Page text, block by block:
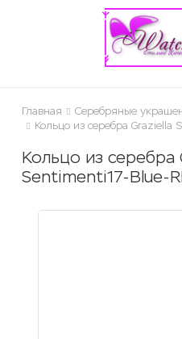
Главная Серебряные
Кольцо из серебра Graziella
Кольцо из серебра
Sentimenti17-Blue-